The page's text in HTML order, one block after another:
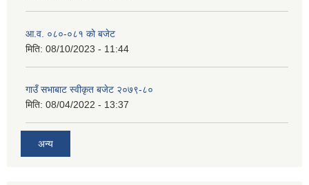
आ.व. ०८०-०८१ को बजेट
मिति: 08/10/2023 - 11:44
गाउँ सभाबाट स्वीकृत बजेट २०७९-८०
मिति: 08/04/2022 - 13:37
अन्य